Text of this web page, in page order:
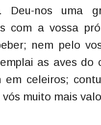
Deu-nos uma
com a vossa
nem pelo
as aves do
em celeiros;
muito mais